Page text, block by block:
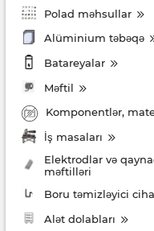
Polad məhsullar
Alüminium təbəqə
Batareyalar
Məftil
Komponentlər,
İş masaları
Elektrodlar və
məftilləri
Boru təmizləyici
Alət dolabları